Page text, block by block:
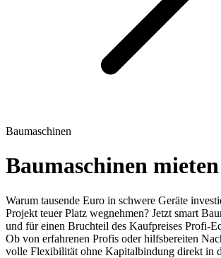
Baumaschinen
Baumaschinen mieten
Warum tausende Euro in schwere Geräte
Projekt teuer Platz wegnehmen? Jetzt smart
und für einen Bruchteil des Kaufpreises Profi-
Ob von erfahrenen Profis oder hilfsbereiten
volle Flexibilität ohne Kapitalbindung direkt in